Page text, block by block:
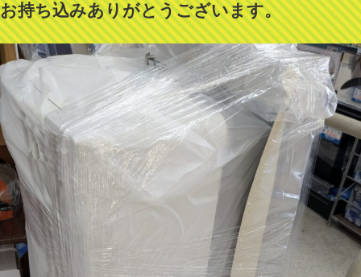
お持ち込みありがとうございます。